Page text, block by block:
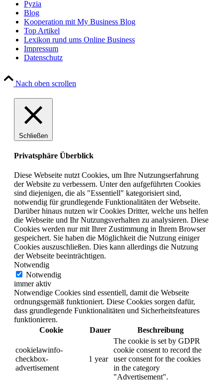
Pyzia
Blog
Kooperation mit My Business Blog
Top Artikel
Lexikon rund ums Online Business
Impressum
Datenschutz
Nach oben scrollen
Schließen
Privatsphäre Überblick
Diese Webseite nutzt Cookies, um Ihre Nutzungserfahrung
der Website zu verbessern. Unter den aufgeführten Cookies
sind diejenigen, die als "Essentiell" kategorisiert sind,
notwendig für grundlegende Funktionalitäten der Webseite.
Darüber hinaus nutzen wir Cookies Dritter, welche uns helfen
die Webseite und Ihr Nutzungsverhalten zu analysieren. Diese
Cookies werden nur mit Ihrer Zustimmung in Ihrem Browser
gespeichert. Sie haben die Möglichkeit die Nutzung einiger
Cookies auszuschließen. Dies kann allerdings die Nutzung
der Webseite beeinträchtigen.
Notwendig
Notwendig
immer aktiv
Notwendige Cookies sind essentiell, damit die Webseite
ordnungsgemäß funktioniert. Diese Cookies sorgen dafür,
dass grundlegende Funktionalitäten und Sicherheitsfeatures
funktionieren.
Cookie
Dauer Beschreibung
cookielawinfo-
checkbox-
advertisement
1 year
The cookie is set by GDPR
cookie consent to record the
user consent for the cookies
in the category
"Advertisement".